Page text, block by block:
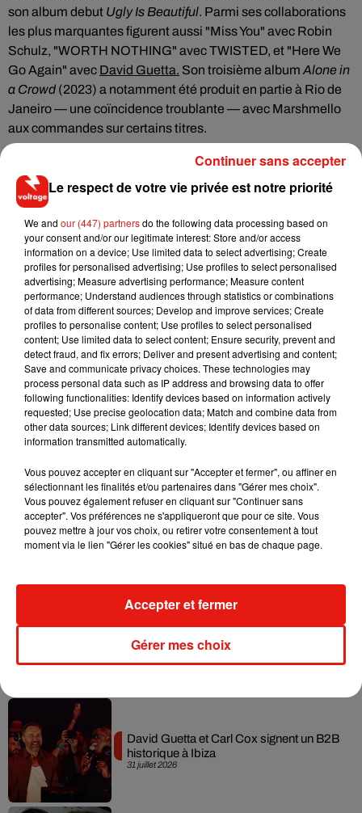
son album debut Ugly Is Beautiful. Parmi ses collaborations
les plus marquantes figurent aussi "Miss You" avec Robin
Schulz, "WORTH NOTHING" avec TWISTED, et "Here We
Go Again" avec David Guetta. Son troisième album Alone in
a Crowd (2023) a notamment été produit en partie à Rio de
Janeiro — une coïncidence troublante — avec Marshmello
aux commandes sur certains titres.
Au-delà de la musique, Oliver Tree avait bâti un empire sur
son personnage : la coupe en bol, les tenues flashy années
80 et une persona en ligne mêlant humour et absurde lui
avaient valu une communauté de fans fanatiques. Près de 20
millions d'abonnés sur les réseaux sociaux témoignent d'un
phénomène générationnel qui allait bien au-delà du simple
artiste pop. Il était encore sur scène aufestival Coachellaen
avril 2026, aux côtés de Subtronics.
Le monde de la musique électronique perd l'un de ses alliés
les plus créatifs. Oliver Tree laisse derrière lui quatre albums
et une identité artistique comme on en voit rarement.
Musique
3 août 2026
Fred again.. et Latin Mafia dévoilent enfin
leur mixtape créée en...
Swedish House Mafia et Lykke Li
dévoilent « Happiness Is So Sad »
31 juillet 2026
David Guetta et Carl Cox signent un B2B
historique à Ibiza
Le respect de votre vie privée est notre priorité
We and our (447) partnersdo the following data processing based on
your consent and/or our legitimate interest: Store and/or access
information on a device; Use limited data to select advertising; Create
profiles for personalised advertising; Use profiles to select personalised
advertising; Measure advertising performance; Measure content
performance; Understand audiences through statistics or combinations
of data from different sources; Develop and improve services; Create
profiles to personalise content; Use profiles to select personalised
content; Use limited data to select content; Ensure security, prevent and
detect fraud, and fix errors; Deliver and present advertising and content;
Save and communicate privacy choices. These technologies may
process personal data such as IP address and browsing data to offer
following functionalities: Identify devices based on information actively
requested; Use precise geolocation data; Match and combine data from
other data sources; Link different devices; Identify devices based on
information transmitted automatically.
Vous pouvez accepter en cliquant sur "Accepter et fermer", ou affiner en
sélectionnant les finalités et/ou partenaires dans "Gérer mes choix".
Vous pouvez également refuser en cliquant sur "Continuer sans
accepter". Vos préférences ne s'appliqueront que pour ce site. Vous
pouvez mettre à jour vos choix, ou retirer votre consentement à tout
moment via le lien "Gérer les cookies" situé en bas de chaque page.
Gérer mes choix
Accepter et fermer
Continuer sans accepter